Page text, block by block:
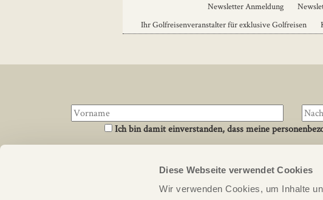
Diese Webseite verwendet Cookies
Wir verwenden Cookies, um Inhalte
Newsletter Anmeldung
Ihr Golfreisenveranstalter für exklusive Golfreisen
Ich bin damit einverstanden, dass meine
Links